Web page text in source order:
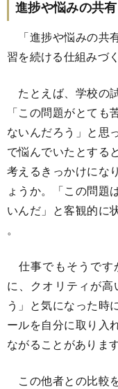
進捗や悩みの共
「進捗や悩みの共
習を続ける仕組みづ
たとえば、学校の
「この問題がとて
ないんだろう」と思
で悩んでいたとする
考えるきっかけにな
ょうか。「この問題
いんだ」と客観的に
。
仕事でもそうです
に、クオリティが
う」と気になった時
ールを自分に取り入
ながることがあります
この他者との比較